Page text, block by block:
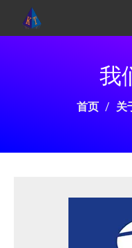
我
首页 / 关